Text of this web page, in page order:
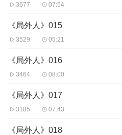
3677 07:54
《局外人》015
3529 05:21
《局外人》016
3464 08:00
《局外人》017
3185 07:43
《局外人》018